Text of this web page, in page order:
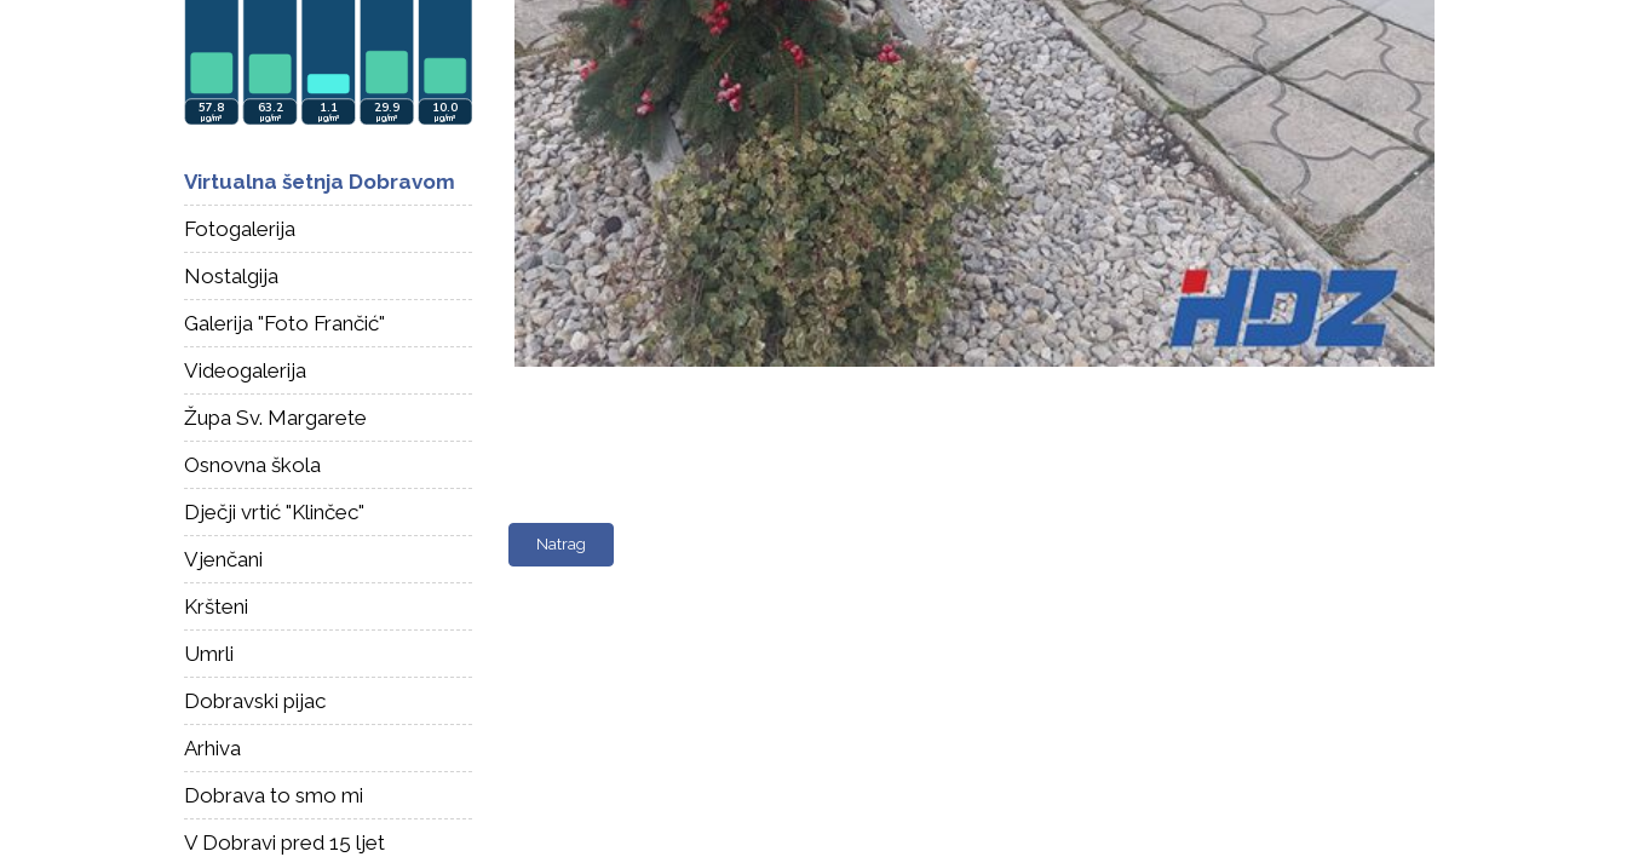
Natrag
Virtualna šetnja Dobravom
Fotogalerija
Nostalgija
Galerija "Foto Frančić"
Videogalerija
Župa Sv. Margarete
Osnovna škola
Dječji vrtić "Klinčec"
Vjenčani
Kršteni
Umrli
Dobravski pijac
Arhiva
Dobrava to smo mi
V Dobravi pred 15 ljet